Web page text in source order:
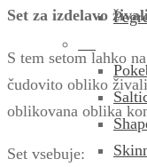
Set za izdelavo
S tem setom lahko
čudovito obliko
oblikovana oblika
Set vsebuje: